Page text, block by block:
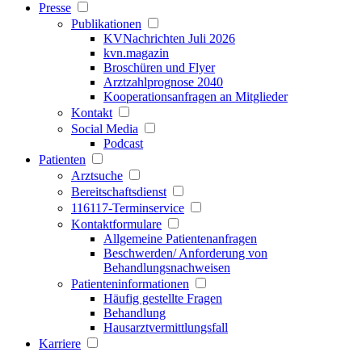
Presse
Publikationen
KVNachrichten Juli 2026
kvn.magazin
Broschüren und Flyer
Arztzahlprognose 2040
Kooperationsanfragen an Mitglieder
Kontakt
Social Media
Podcast
Patienten
Arztsuche
Bereitschaftsdienst
116117-Terminservice
Kontaktformulare
Allgemeine Patientenanfragen
Beschwerden/ Anforderung von
Behandlungsnachweisen
Patienteninformationen
Häufig gestellte Fragen
Behandlung
Hausarztvermittlungsfall
Karriere